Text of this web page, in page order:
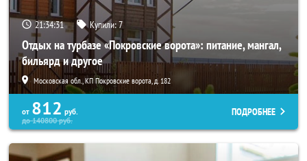
21:34:30 Купили:7
Отдых на турбазе «Покровские ворота»: питание, мангал,
бильярд и другое
Московская обл., КП Покровские ворота, д. 182
от 812 руб.
до140800руб.
ПОДРОБНЕЕ